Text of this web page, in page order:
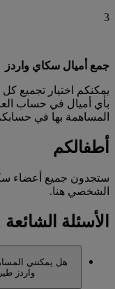
3
جمع أميال سكاي واردز
يمكنكم اختيار تجميع كل
بأي أميال في حساب
المساهمة بها في
أطفالكم
ستجدون جميع أعضاء
الشخصي هنا.
الأسئلة الشائعة
هل يمكنني
واردز